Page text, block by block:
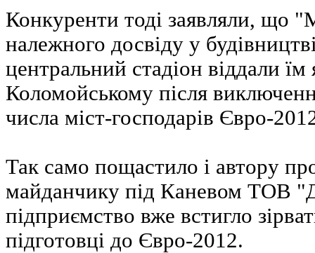
Конкуренти тоді заявляли, що
належного досвіду у
центральний стадіон віддали
Коломойському після
числа міст-господарів Євро-
Так само пощастило і автору
майданчику під Каневом ТОВ
підприємство вже встигло
підготовці до Євро-2012.